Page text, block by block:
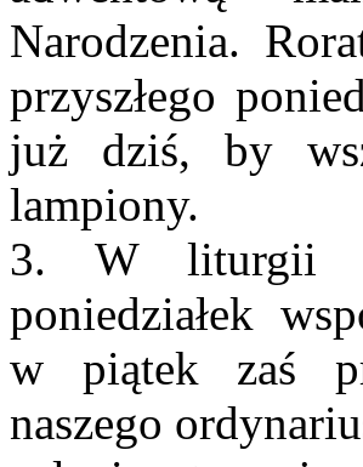
Narodzenia.
przyszłego
już dziś, by
lampiony.
3. W liturgii
poniedziałek
w piątek zaś
naszego